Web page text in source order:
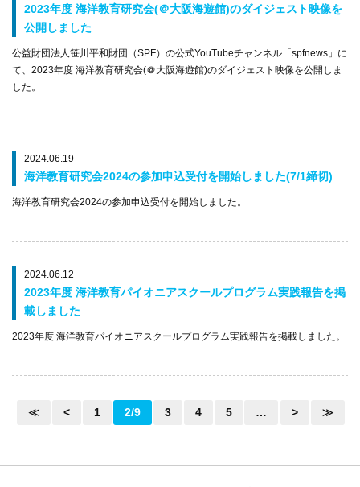
2023年度 海洋教育研究会(＠大阪海遊館)のダイジェスト映像を
公開しました
公益財団法人笹川平和財団（SPF）の公式YouTubeチャンネル「spfnews」に
て、2023年度 海洋教育研究会(＠大阪海遊館)のダイジェスト映像を公開しま
した。
2024.06.19
海洋教育研究会2024の参加申込受付を開始しました(7/1締切)
海洋教育研究会2024の参加申込受付を開始しました。
2024.06.12
2023年度 海洋教育パイオニアスクールプログラム実践報告を掲
載しました
2023年度 海洋教育パイオニアスクールプログラム実践報告を掲載しました。
≪ < 1 2/9 3 4 5 … > ≫